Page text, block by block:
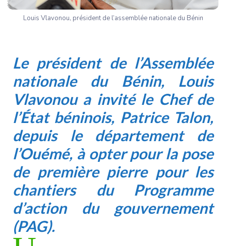
Louis Vlavonou, président de l’assemblée nationale du Bénin
Le président de l’Assemblée
nationale du Bénin,Louis
Vlavonoua invité le Chef de
l’État béninois, Patrice Talon,
depuis le département de
l’Ouémé, à opter pour la pose
de première pierre pour les
chantiers du Programme
d’action du gouvernement
(PAG).